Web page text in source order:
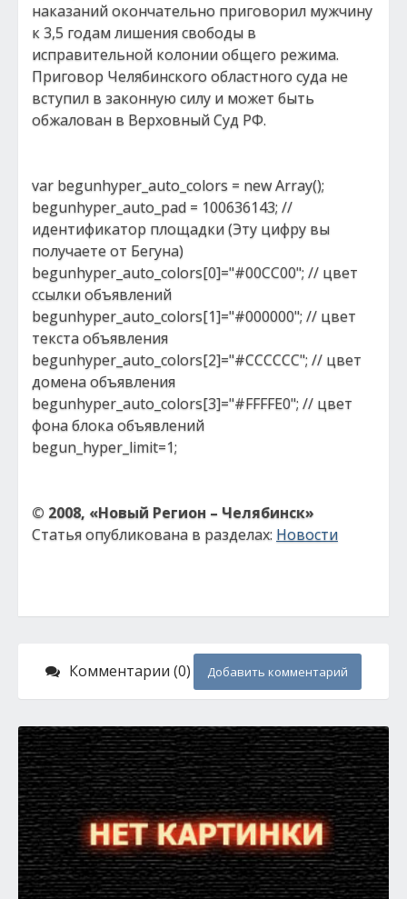
наказаний окончательно приговорил мужчину
к 3,5 годам лишения свободы в
исправительной колонии общего режима.
Приговор Челябинского областного суда не
вступил в законную силу и может быть
обжалован в Верховный Суд РФ.
var begunhyper_auto_colors = new Array();
begunhyper_auto_pad = 100636143; //
идентификатор площадки (Эту цифру вы
получаете от Бегуна)
begunhyper_auto_colors[0]="#00CC00"; // цвет
ссылки объявлений
begunhyper_auto_colors[1]="#000000"; // цвет
текста объявления
begunhyper_auto_colors[2]="#CCCCCC"; // цвет
домена объявления
begunhyper_auto_colors[3]="#FFFFE0"; // цвет
фона блока объявлений
begun_hyper_limit=1;
© 2008, «Новый Регион – Челябинск»
Статья опубликована в разделах: Новости
Комментарии (0) Добавить комментарий